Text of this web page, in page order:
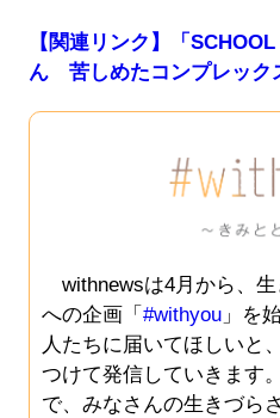
【関連リンク】「
ん 苦しめたコンプレック
withnewsは4月から、
への企画「#withyou 」を
人たちに届いてほしいと
つけて発信していきます
で、みなさんの生きづら